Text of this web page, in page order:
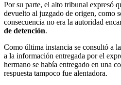
Por su parte, el alto tribunal expresó
devuelto al juzgado de origen, como
consecuencia no era la autoridad
de detención.
Como última instancia se consultó a la
a la información entregada por el
hermano se había entregado en una
respuesta tampoco fue alentadora.